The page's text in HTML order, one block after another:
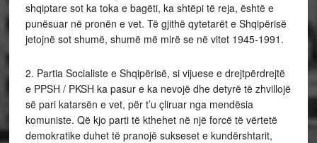
shqiptare sot ka toka e bagëti, ka shtëpi të reja, është e
punësuar në pronën e vet. Të gjithë qytetarët e Shqipërisë
jetojnë sot shumë, shumë më mirë se në vitet 1945-1991.
2. Partia Socialiste e Shqipërisë, si vijuese e drejtpërdrejtë
e PPSH / PKSH ka pasur e ka nevojë dhe detyrë të zhvillojë
së pari katarsën e vet, për t’u çliruar nga mendësia
komuniste. Që kjo parti të kthehet në një forcë të vërtetë
demokratike duhet të pranojë sukseset e kundërshtarit,